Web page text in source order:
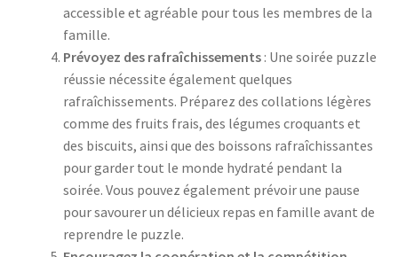
accessible et agréable pour tous les membres de la
famille.
Prévoyez des rafraîchissements: Une soirée puzzle
réussie nécessite également quelques
rafraîchissements. Préparez des collations légères
comme des fruits frais, des légumes croquants et
des biscuits, ainsi que des boissons rafraîchissantes
pour garder tout le monde hydraté pendant la
soirée. Vous pouvez également prévoir une pause
pour savourer un délicieux repas en famille avant de
reprendre le puzzle.